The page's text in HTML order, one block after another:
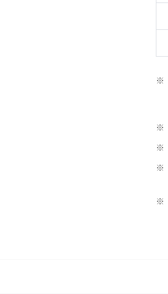
※
※
※
※
※